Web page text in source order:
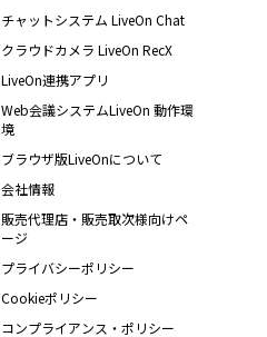
チャットシステム LiveOn Chat
クラウドカメラ LiveOn RecX
LiveOn連携アプリ
Web会議システムLiveOn 動作環
境
ブラウザ版LiveOnについて
会社情報
販売代理店・販売取次様向けペ
ージ
プライバシーポリシー
Cookieポリシー
コンプライアンス・ポリシー